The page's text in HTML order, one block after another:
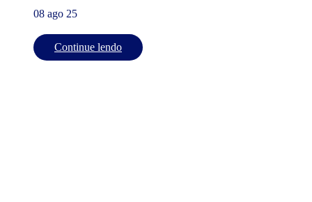
08 ago 25
Continue lendo